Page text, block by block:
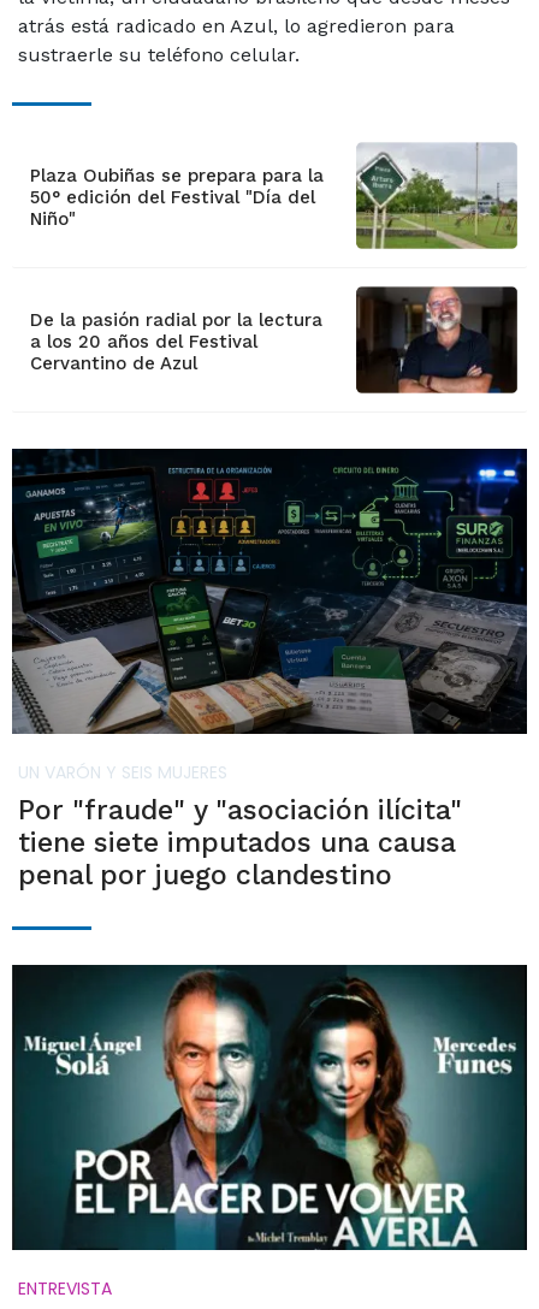
atrás está radicado en Azul, lo agredieron para
sustraerle su teléfono celular.
Plaza Oubiñas se prepara para la
50° edición del Festival "Día del
Niño"
De la pasión radial por la lectura
a los 20 años del Festival
Cervantino de Azul
UN VARÓN Y SEIS MUJERES
Por "fraude" y "asociación ilícita"
tiene siete imputados una causa
penal por juego clandestino
ENTREVISTA